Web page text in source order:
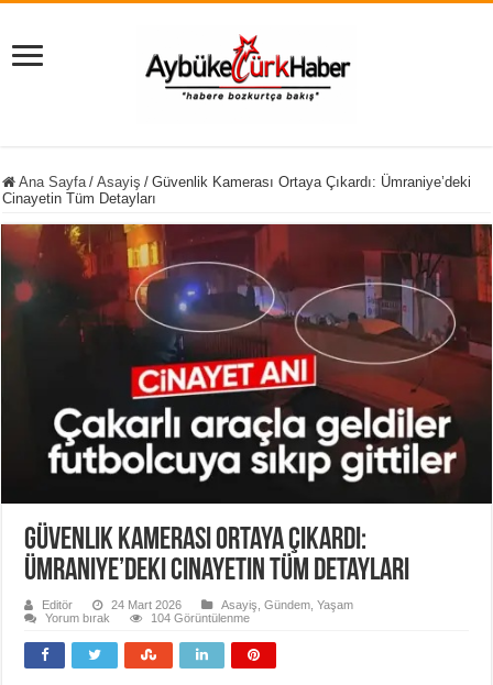
Ana Sayfa / Asayiş / Güvenlik Kamerası Ortaya Çıkardı: Ümraniye’deki
Cinayetin Tüm Detayları
Güvenlik Kamerası Ortaya Çıkardı:
Ümraniye’deki Cinayetin Tüm Detayları
Editör 24 Mart 2026 Asayiş ,Gündem ,Yaşam
Yorum bırak
104 Görüntülenme